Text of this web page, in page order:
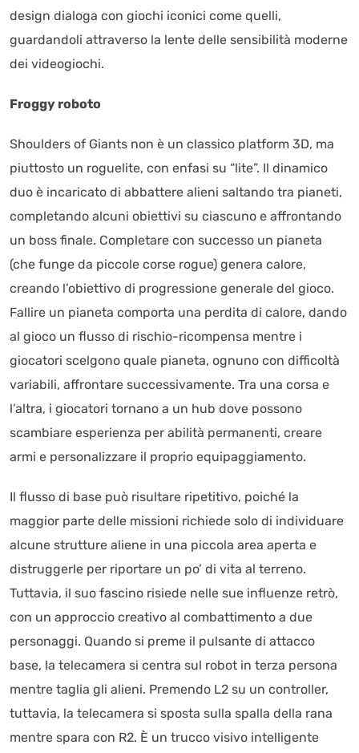
design dialoga con giochi iconici come quelli,
guardandoli attraverso la lente delle sensibilità moderne
dei videogiochi.
Froggy roboto
Shoulders of Giants non è un classico platform 3D, ma
piuttosto un roguelite, con enfasi su “lite”. Il dinamico
duo è incaricato di abbattere alieni saltando tra pianeti,
completando alcuni obiettivi su ciascuno e affrontando
un boss finale. Completare con successo un pianeta
(che funge da piccole corse rogue) genera calore,
creando l’obiettivo di progressione generale del gioco.
Fallire un pianeta comporta una perdita di calore, dando
al gioco un flusso di rischio-ricompensa mentre i
giocatori scelgono quale pianeta, ognuno con difficoltà
variabili, affrontare successivamente. Tra una corsa e
l’altra, i giocatori tornano a un hub dove possono
scambiare esperienza per abilità permanenti, creare
armi e personalizzare il proprio equipaggiamento.
Il flusso di base può risultare ripetitivo, poiché la
maggior parte delle missioni richiede solo di individuare
alcune strutture aliene in una piccola area aperta e
distruggerle per riportare un po’ di vita al terreno.
Tuttavia, il suo fascino risiede nelle sue influenze retrò,
con un approccio creativo al combattimento a due
personaggi. Quando si preme il pulsante di attacco
base, la telecamera si centra sul robot in terza persona
mentre taglia gli alieni. Premendo L2 su un controller,
tuttavia, la telecamera si sposta sulla spalla della rana
mentre spara con R2. È un trucco visivo intelligente